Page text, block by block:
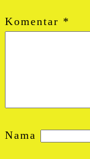
Komentar *
Nama